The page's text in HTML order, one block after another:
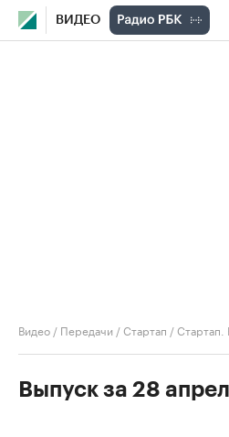
ВИДЕО
Видео / Передачи /Стартап /Стартап.
Выпуск за 28